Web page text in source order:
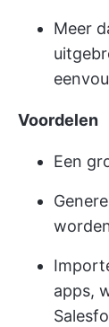
Meer
Voordelen
Een
apps,